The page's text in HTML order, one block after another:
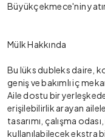
Büyükçekmece'nin
Mülk Hakkında
Bu lüks dubleks daire,
geniş ve bakımlı iç
Aile dostu bir
erişilebilirlik arayan
tasarımı, çalışma
kullanılabilecek ekstra